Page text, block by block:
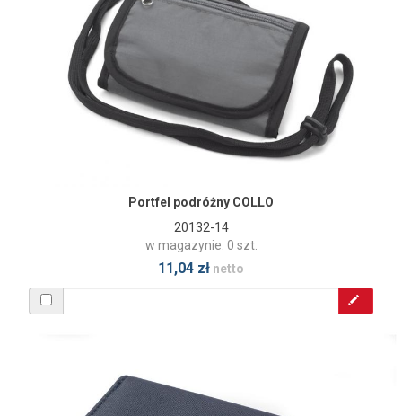
Portfel podróżny COLLO
20132-14
w magazynie: 0 szt.
11,04 zł netto